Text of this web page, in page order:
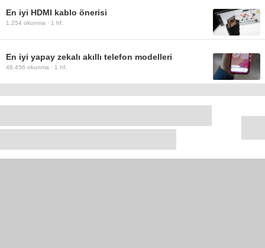
En iyi HDMI kablo önerisi
1.254 okunma · 1 hf.
En iyi yapay zekalı akıllı telefon modelleri
46.456 okunma · 1 hf.